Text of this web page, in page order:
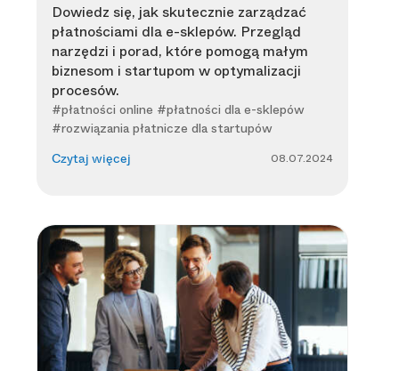
Dowiedz się, jak skutecznie zarządzać
płatnościami dla e-sklepów. Przegląd
narzędzi i porad, które pomogą małym
biznesom i startupom w optymalizacji
procesów.
#płatności online #płatności dla e-sklepów
#rozwiązania płatnicze dla startupów
Czytaj więcej 08.07.2024